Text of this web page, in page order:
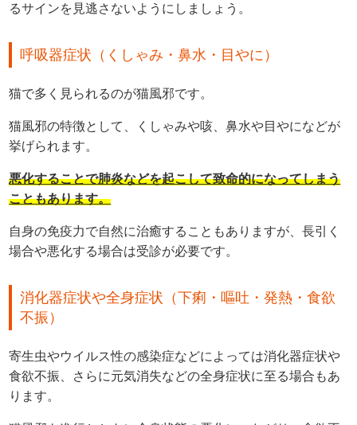
るサインを見逃さないようにしましょう。
呼吸器症状（くしゃみ・鼻水・目やに）
猫で多く見られるのが猫風邪です。
猫風邪の特徴として、くしゃみや咳、鼻水や目やになどが
挙げられます。
悪化することで肺炎などを起こして致命的になってしまう
こともあります。
自身の免疫力で自然に治癒することもありますが、長引く
場合や悪化する場合は受診が必要です。
消化器症状や全身症状（下痢・嘔吐・発熱・食欲
不振）
寄生虫やウイルス性の感染症などによっては消化器症状や
食欲不振、さらに元気消失などの全身症状に至る場合もあ
ります。